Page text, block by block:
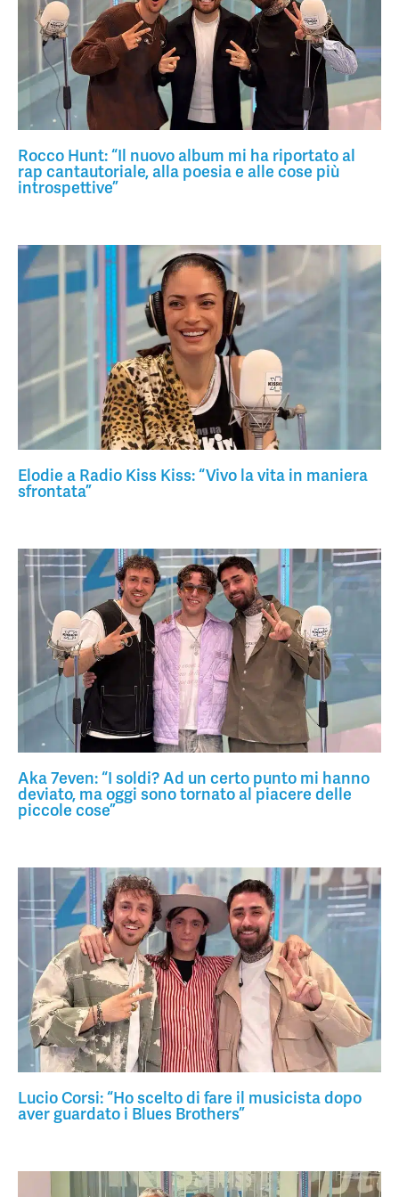
Rocco Hunt: “Il nuovo album mi ha riportato al
rap cantautoriale, alla poesia e alle cose più
introspettive”
Elodie a Radio Kiss Kiss: “Vivo la vita in maniera
sfrontata”
Aka 7even: “I soldi? Ad un certo punto mi hanno
deviato, ma oggi sono tornato al piacere delle
piccole cose”
Lucio Corsi: “Ho scelto di fare il musicista dopo
aver guardato i Blues Brothers”